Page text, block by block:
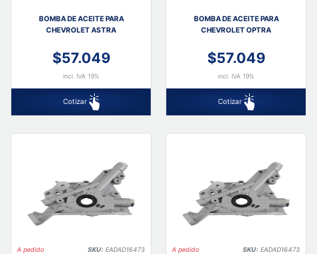
BOMBA DE ACEITE PARA
CHEVROLET ASTRA
$57.049
incl. IVA 19%
Cotizar
BOMBA DE ACEITE PARA
CHEVROLET OPTRA
$57.049
incl. IVA 19%
Cotizar
A pedido SKU: EADAD16473 A pedido SKU: EADAD16473